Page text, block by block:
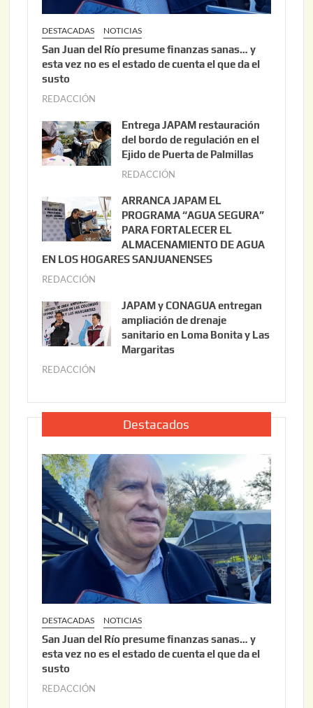
DESTACADAS NOTICIAS
San Juan del Río presume finanzas sanas… y
esta vez no es el estado de cuenta el que da el
susto
REDACCIÓN
o
s
t
3
,
2
0
Entrega JAPAM restauración
del bordo de regulación en el
Ejido de Puerta de Palmillas
REDACCIÓN
i
o
2
2
0
ARRANCA JAPAM EL
PROGRAMA “AGUA SEGURA”
PARA FORTALECER EL
ALMACENAMIENTO DE AGUA
EN LOS HOGARES SANJUANENSES
REDACCIÓN
l
i
o
,
0
2
6
JAPAM y CONAGUA entregan
ampliación de drenaje
sanitario en Loma Bonita y Las
Margaritas
REDACCIÓN
l
o
2
2
,
2
6
Destacados
DESTACADAS NOTICIAS
San Juan del Río presume finanzas sanas… y
esta vez no es el estado de cuenta el que da el
susto
REDACCIÓN